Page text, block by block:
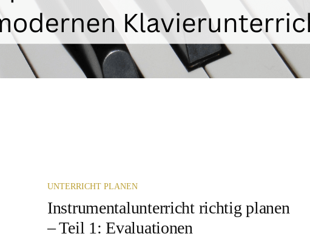
UNTERRICHT PLANEN
Instrumentalunterricht richtig planen
– Teil 1: Evaluationen